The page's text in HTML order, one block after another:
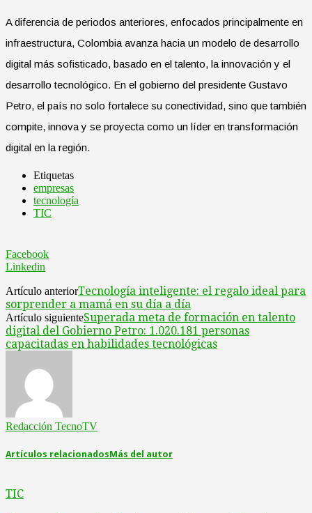
A diferencia de periodos anteriores, enfocados principalmente en
infraestructura, Colombia avanza hacia un modelo de desarrollo
digital más sofisticado, basado en el talento, la innovación y el
desarrollo tecnológico. En el gobierno del presidente Gustavo
Petro, el país no solo fortalece su conectividad, sino que también
compite, innova y se proyecta como un líder en transformación
digital en la región.
Etiquetas
empresas
tecnología
TIC
Facebook
Linkedin
Artículo anteriorTecnología inteligente: el regalo ideal para
sorprender a mamá en su día a día
Artículo siguienteSuperada meta de formación en talento
digital del Gobierno Petro: 1.020.181 personas
capacitadas en habilidades tecnológicas
Redacción TecnoTV
Artículos relacionadosMás del autor
TIC